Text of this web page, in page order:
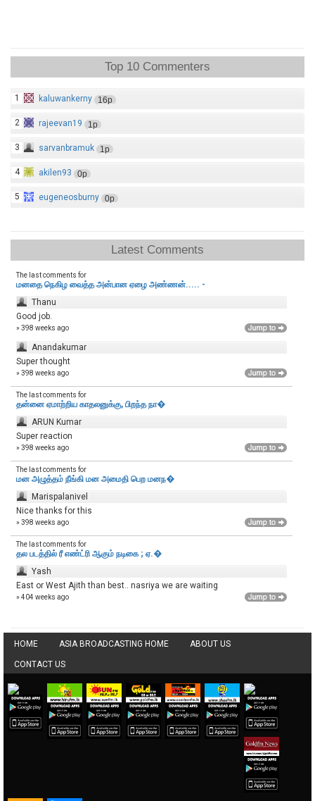
Top 10 Commenters
1 kaluwankerny 16p
2 rajeevan19 1p
3 sarvanbramuk 1p
4 akilen93 0p
5 eugeneosburny 0p
Latest Comments
The last comments for
மனதை நெகிழ வைத்த அன்பான ஏழை அண்ணன்..... -
Thanu
Good job.
» 398 weeks ago
Anandakumar
Super thought
» 398 weeks ago
The last comments for
தன்னை ஏமாற்றிய காதலனுக்கு, பிறந்த நா�
ARUN Kumar
Super reaction
» 398 weeks ago
The last comments for
மன அழுத்தம் நீங்கி மன அமைதி பெற‌ மனந�
Marispalanivel
Nice thanks for this
» 398 weeks ago
The last comments for
தல படத்தில் ரீ எண்ட்ரி ஆகும் நடிகை ; ஏ.�
Yash
East or West Ajith than best.. nasriya we are waiting
» 404 weeks ago
HOME ASIA BROADCASTING HOME ABOUT US
CONTACT US